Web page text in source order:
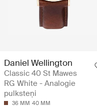
Daniel Wellington
Classic 40 St Mawes
RG White - Analogie
pulksteņi
36 MM 40 MM